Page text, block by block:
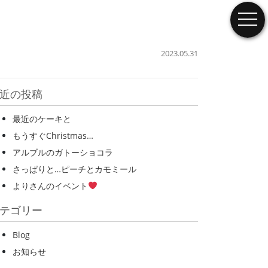
2023.05.31
の投稿
最近のケーキと
もうすぐChristmas…
アルブルのガトーショコラ
さっぱりと…ピーチとカモミール
よりさんのイベント
ゴリー
Blog
お知らせ